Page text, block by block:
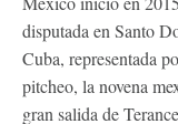
disputada en Santo
Cuba, representada
pitcheo, la novena
gran salida de